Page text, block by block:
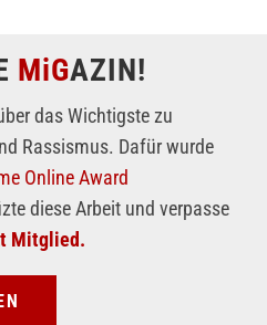
MiGAZIN!
das Wichtigste zu
Rassismus. Dafür wurde
Online Award
diese Arbeit und verpasse
Mitglied.